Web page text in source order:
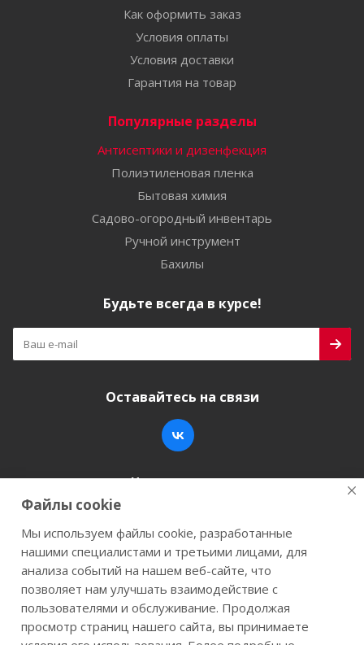
Как оформить заказ
Условия оплаты
Условия доставки
Гарантия на товар
Популярные разделы
Антисептики и дизенфекция
Полиэтиленовая пленка
Бытовая химия
Садово-огородный инвентарь
Ручной инструмент
Бахилы
Будьте всегда в курсе!
Оставайтесь на связи
Наши контакты
+7 (846) 200-05-15
г. Самара, ул. Заводское шоссе, 17
2026 © Строй-К.рф. Сайт не является публичной
Файлы cookie
Мы используем файлы cookie, разработанные
нашими специалистами и третьими лицами, для
анализа событий на нашем веб-сайте, что
позволяет нам улучшать взаимодействие с
пользователями и обслуживание. Продолжая
просмотр страниц нашего сайта, вы принимаете